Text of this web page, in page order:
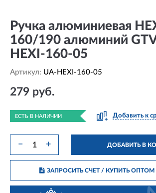
Ручка алюминиевая
160/190 алюминий
HEXI-160-05
Артикул: UA-HEXI-160-05
279 руб.
ЕСТЬ В НАЛИЧИИ Добавить к
− + ДОБАВИТЬ В
ЗАПРОСИТЬ СЧЕТ / КУПИТЬ ОПТОМ